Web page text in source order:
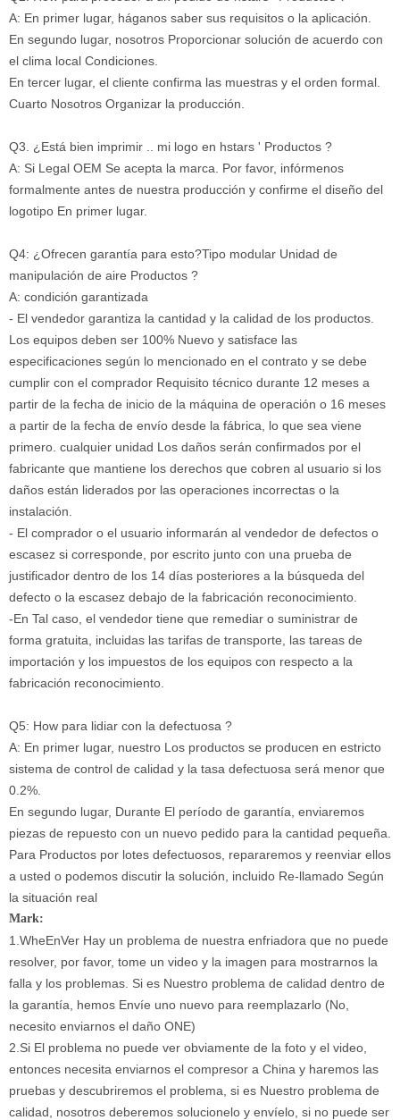
A: En primer lugar, háganos saber sus requisitos o la aplicación.
En segundo lugar, nosotros Proporcionar solución de acuerdo con
el clima local Condiciones.
En tercer lugar, el cliente confirma las muestras y el orden formal.
Cuarto Nosotros Organizar la producción.
Q3. ¿Está bien imprimir .. mi logo en hstars ' Productos ?
A: Si Legal OEM Se acepta la marca. Por favor, infórmenos
formalmente antes de nuestra producción y confirme el diseño del
logotipo En primer lugar.
Q4: ¿Ofrecen garantía para esto?Tipo modular Unidad de
manipulación de aire Productos ?
A: condición garantizada
- El vendedor garantiza la cantidad y la calidad de los productos.
Los equipos deben ser 100% Nuevo y satisface las
especificaciones según lo mencionado en el contrato y se debe
cumplir con el comprador Requisito técnico durante 12 meses a
partir de la fecha de inicio de la máquina de operación o 16 meses
a partir de la fecha de envío desde la fábrica, lo que sea viene
primero. cualquier unidad Los daños serán confirmados por el
fabricante que mantiene los derechos que cobren al usuario si los
daños están liderados por las operaciones incorrectas o la
instalación.
- El comprador o el usuario informarán al vendedor de defectos o
escasez si corresponde, por escrito junto con una prueba de
justificador dentro de los 14 días posteriores a la búsqueda del
defecto o la escasez debajo de la fabricación reconocimiento.
-En Tal caso, el vendedor tiene que remediar o suministrar de
forma gratuita, incluidas las tarifas de transporte, las tareas de
importación y los impuestos de los equipos con respecto a la
fabricación reconocimiento.
Q5: How para lidiar con la defectuosa ?
A: En primer lugar, nuestro Los productos se producen en estricto
sistema de control de calidad y la tasa defectuosa será menor que
0.2%.
En segundo lugar, Durante El período de garantía, enviaremos
piezas de repuesto con un nuevo pedido para la cantidad pequeña.
Para Productos por lotes defectuosos, repararemos y reenviar ellos
a usted o podemos discutir la solución, incluido Re-llamado Según
la situación real
Mark:
1.WheEnVer Hay un problema de nuestra enfriadora que no puede
resolver, por favor, tome un video y la imagen para mostrarnos la
falla y los problemas. Si es Nuestro problema de calidad dentro de
la garantía, hemos Envíe uno nuevo para reemplazarlo (No,
necesito enviarnos el daño ONE)
2.Si El problema no puede ver obviamente de la foto y el video,
entonces necesita enviarnos el compresor a China y haremos las
pruebas y descubriremos el problema, si es Nuestro problema de
calidad, nosotros deberemos solucionelo y envíelo, si no puede ser